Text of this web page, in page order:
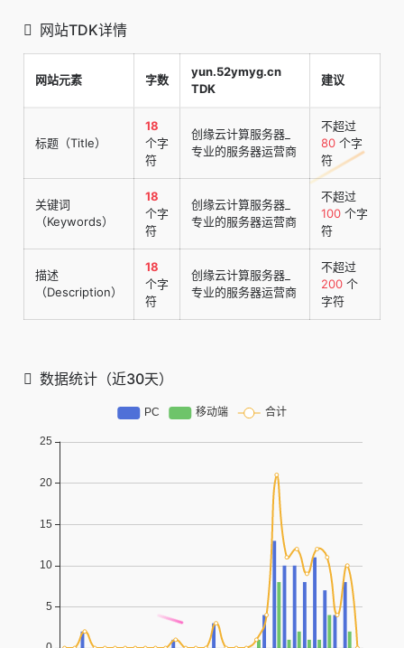
网站TDK详情
网站元素 字数
yun.52ymyg.cn
TDK
建议
标题（Title）
18
个字
符
创缘云计算服务器_
专业的服务器运营商
不超过
80 个字
符
关键词
（Keywords）
18
个字
符
创缘云计算服务器_
专业的服务器运营商
不超过
100 个字
符
描述
（Description）
18
个字
符
创缘云计算服务器_
专业的服务器运营商
不超过
200 个
字符
数据统计（近30天）